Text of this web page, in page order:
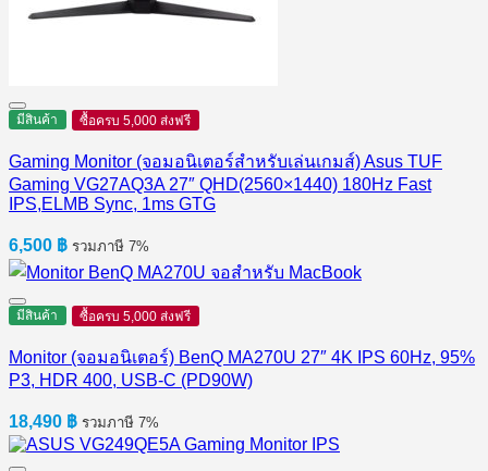
มีสินค้า ซื้อครบ 5,000 ส่งฟรี
Gaming Monitor (จอมอนิเตอร์สำหรับเล่นเกมส์) Asus TUF
Gaming VG27AQ3A 27″ QHD(2560×1440) 180Hz Fast
IPS,ELMB Sync, 1ms GTG
6,500 ฿ รวมภาษี 7%
มีสินค้า ซื้อครบ 5,000 ส่งฟรี
Monitor (จอมอนิเตอร์) BenQ MA270U 27″ 4K IPS 60Hz, 95%
P3, HDR 400, USB-C (PD90W)
18,490 ฿ รวมภาษี 7%